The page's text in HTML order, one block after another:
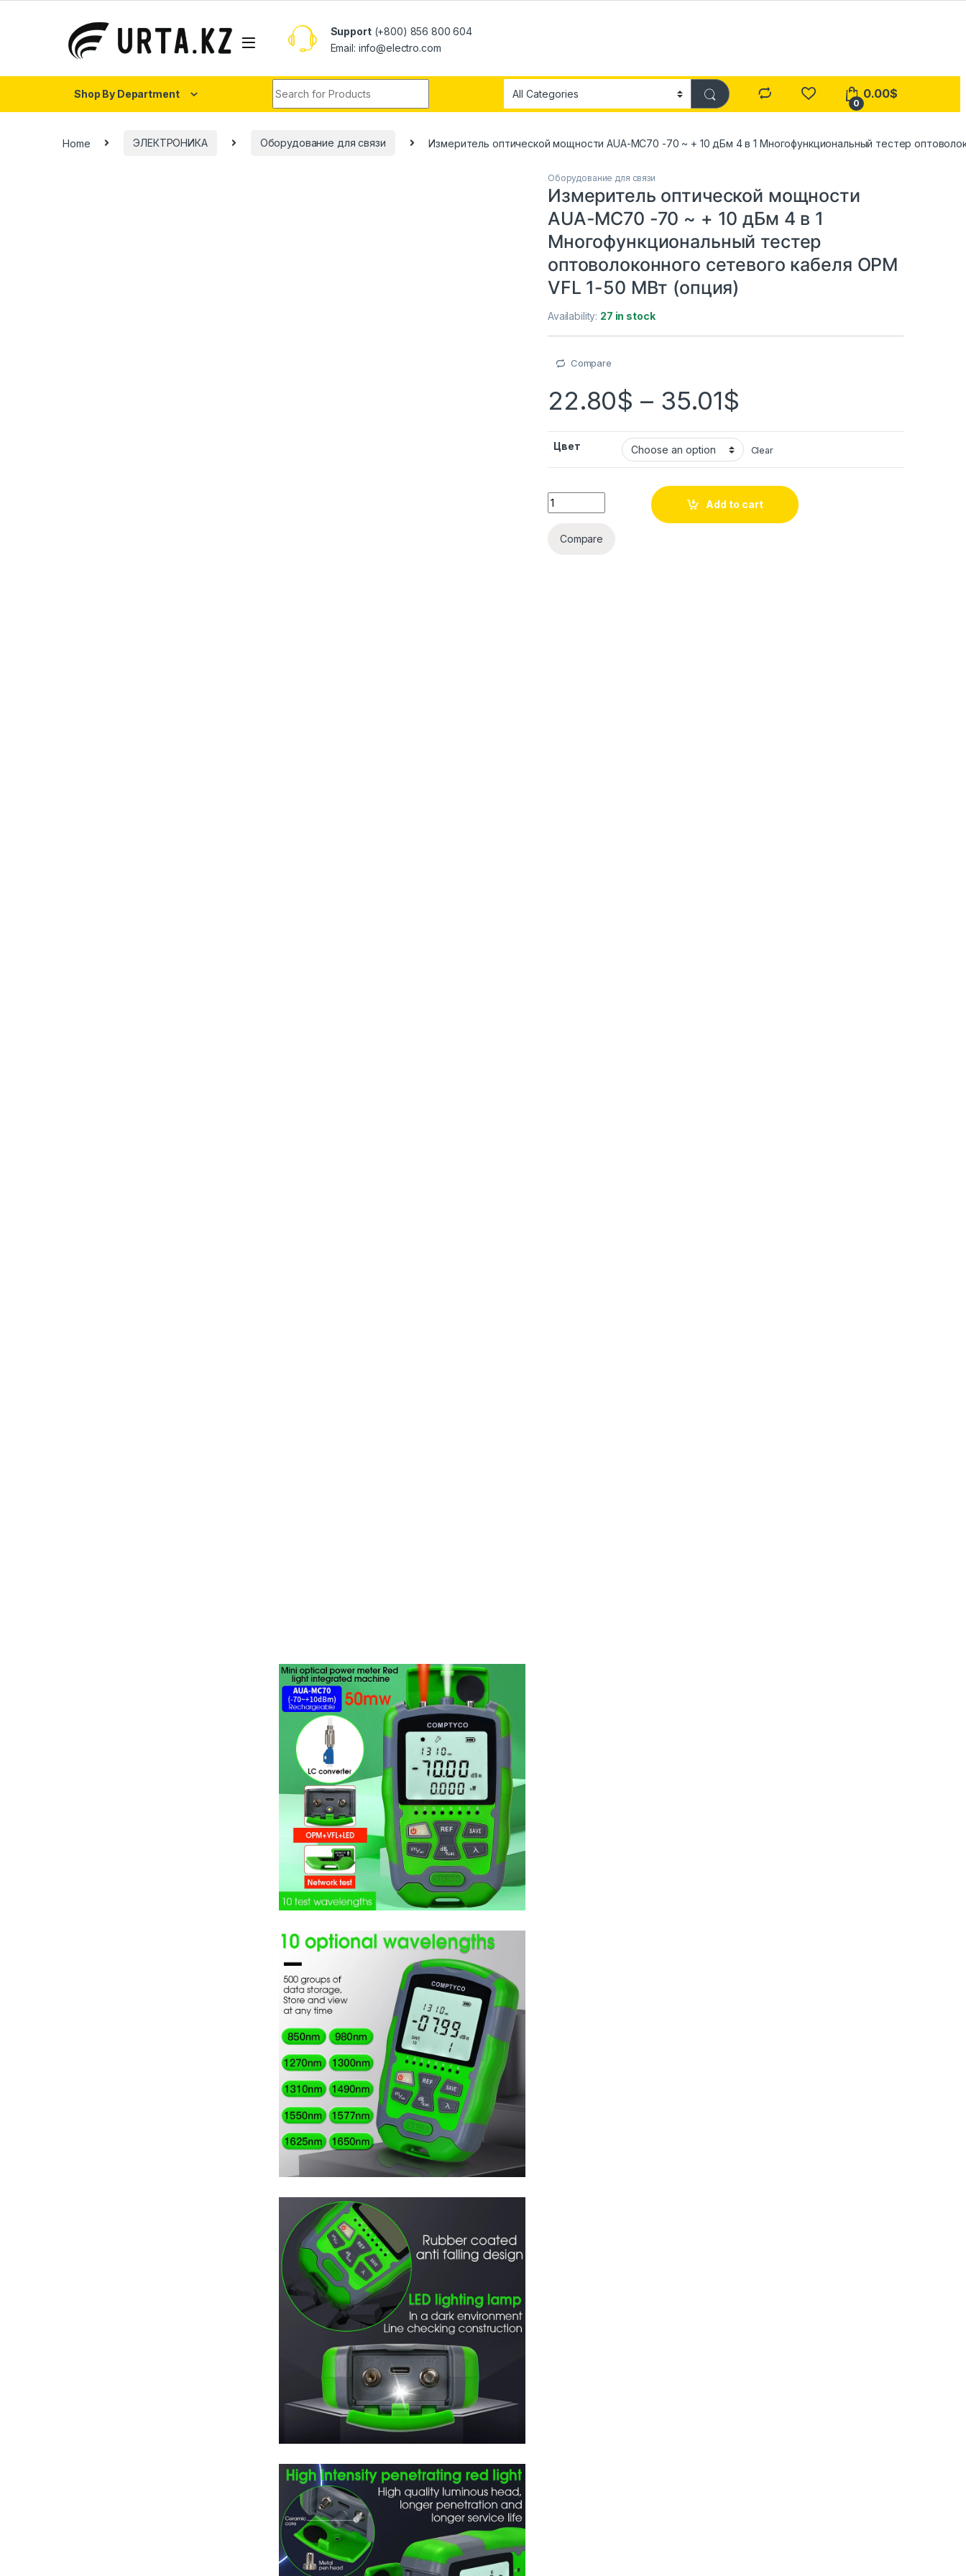
Support(+800) 856 800 604
Email: info@electro.com
Shop By Department
0
0.00$
Home ЭЛЕКТРОНИКА Оборудование для связи Измеритель оптической мощности AUA-MC70 -70 ~ + 10 дБм 4 в 1 Многофункциональный тестер
Оборудование для связи
Измеритель оптической мощности
AUA-MC70 -70 ~ + 10 дБм 4 в 1
Многофункциональный тестер
оптоволоконного сетевого кабеля OPM
VFL 1-50 МВт (опция)
Availability: 27 in stock
Compare
22.80$ – 35.01$
Цвет Clear
Add to cart
Compare